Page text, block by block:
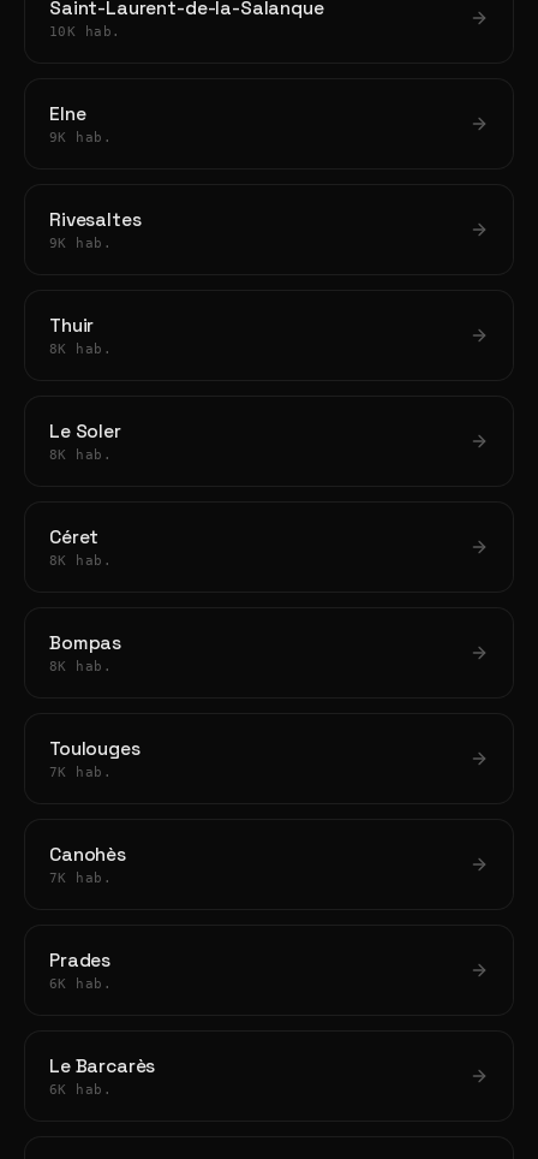
Saint-Laurent-de-la-Salanque
10K hab.
Elne
9K hab.
Rivesaltes
9K hab.
Thuir
8K hab.
Le Soler
8K hab.
Céret
8K hab.
Bompas
8K hab.
Toulouges
7K hab.
Canohès
7K hab.
Prades
6K hab.
Le Barcarès
6K hab.